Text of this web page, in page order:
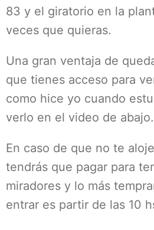
83 y el giratorio en la
veces que quieras.
Una gran ventaja de
que tienes acceso para
como hice yo cuando
verlo en el video de abajo.
En caso de que no te
tendrás que pagar para
miradores y lo más
entrar es partir de las 10